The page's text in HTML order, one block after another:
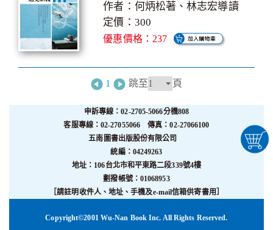
作者：何炳松著、林志宏導讀
定價：300
優惠價格：237
1 跳至 頁
申訴專線：02-2705-5066分機808
客服專線：02-27055066 傳真：02-27066100
五南圖書出版股份有限公司
統編：04249263
地址：106台北市和平東路二段339號4樓
劃撥帳號：01068953
［請註明收件人、地址、手機及e-mail信箱供寄書用］
Copyright©2001 Wu-Nan Book Inc. All Rights Reserved.